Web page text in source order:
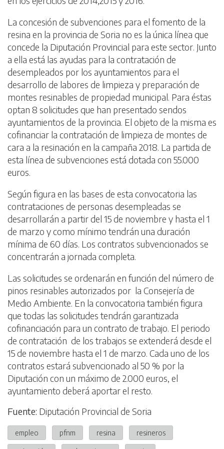
La concesión de subvenciones para el fomento de la
resina en la provincia de Soria no es la única línea que
concede la Diputación Provincial para este sector. Junto
a ella está las ayudas para la contratación de
desempleados por los ayuntamientos para el
desarrollo de labores de limpieza y preparación de
montes resinables de propiedad municipal. Para éstas
optan 8 solicitudes que han presentado sendos
ayuntamientos de la provincia. El objeto de la misma es
cofinanciar la contratación de limpieza de montes de
cara a la resinación en la campaña 2018. La partida de
esta línea de subvenciones está dotada con 55.000
euros.
Según figura en las bases de esta convocatoria las
contrataciones de personas desempleadas se
desarrollarán a partir del 15 de noviembre y hasta el 1
de marzo y como mínimo tendrán una duración
mínima de 60 días. Los contratos subvencionados se
concentrarán a jornada completa.
Las solicitudes se ordenarán en función del número de
pinos resinables autorizados por la Consejería de
Medio Ambiente. En la convocatoria también figura
que todas las solicitudes tendrán garantizada
cofinanciación para un contrato de trabajo. El periodo
de contratación de los trabajos se extenderá desde el
15 de noviembre hasta el 1 de marzo. Cada uno de los
contratos estará subvencionado al 50 % por la
Diputación con un máximo de 2.000 euros, el
ayuntamiento deberá aportar el resto.
Fuente: Diputación Provincial de Soria
empleo pfnm resina resineros